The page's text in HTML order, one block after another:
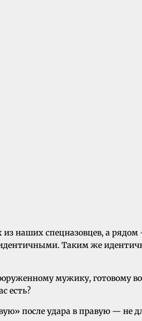
наших спецназовцев, а рядом
Таким же
мужику, готовому
есть?
после удара в правую — не